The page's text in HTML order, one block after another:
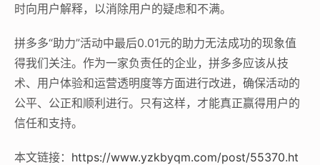
时向用户解释，以消除用户的疑虑和不满。
拼多多“助力”活动中最后0.01元的助力无法成功的现象值
得我们关注。作为一家负责任的企业，拼多多应该从技
术、用户体验和运营透明度等方面进行改进，确保活动的
公平、公正和顺利进行。只有这样，才能真正赢得用户的
信任和支持。
本文链接： https://www.yzkbyqm.com/post/55370.ht